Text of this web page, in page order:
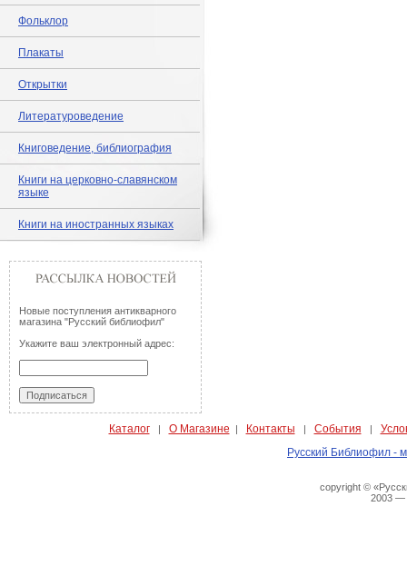
Фольклор
Плакаты
Открытки
Литературоведение
Книговедение, библиография
Книги на церковно-славянском
языке
Книги на иностранных языках
Новые поступления антикварного
магазина "Русский библиофил"
Укажите ваш электронный адрес:
Каталог| О Магазине | Контакты | События |
Русский Библиофил -
copyright ©
2003 —